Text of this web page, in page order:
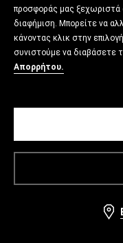
προσφοράς μας ξεχωριστά
διαφήμιση. Μπορείτε να
κάνοντας κλικ στην
συνιστούμε να διαβάσετε
Απορρήτου.